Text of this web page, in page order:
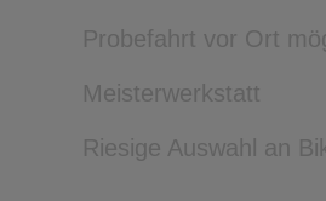
Probefahrt vor Ort
Meisterwerkstatt
Riesige Auswahl an